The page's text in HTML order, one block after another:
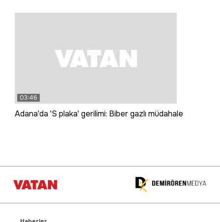
03:46
Adana'da 'S plaka' gerilimi: Biber gazlı müdahale